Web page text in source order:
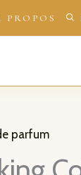
PROPOS
parfum